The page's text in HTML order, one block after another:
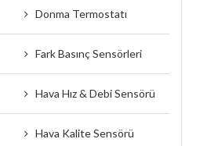
Donma Termostatı
Fark Basınç Sensörleri
Hava Hız & Debi Sensörü
Hava Kalite Sensörü